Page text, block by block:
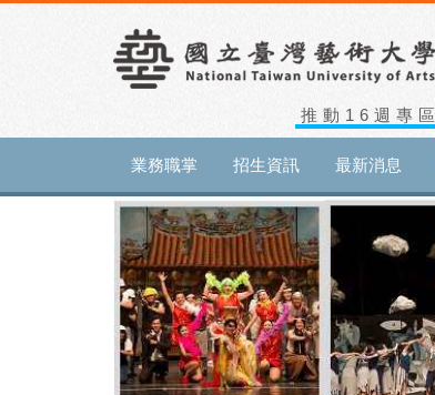
推動16週專區
業務職掌 招生資訊 最新消息